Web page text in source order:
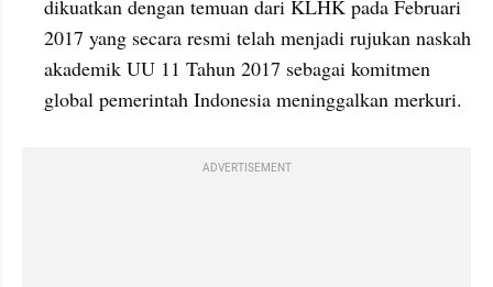
dikuatkan dengan temuan dari KLHK pada Februari
2017 yang secara resmi telah menjadi rujukan naskah
akademik UU 11 Tahun 2017 sebagai komitmen
global pemerintah Indonesia meninggalkan merkuri.
ADVERTISEMENT